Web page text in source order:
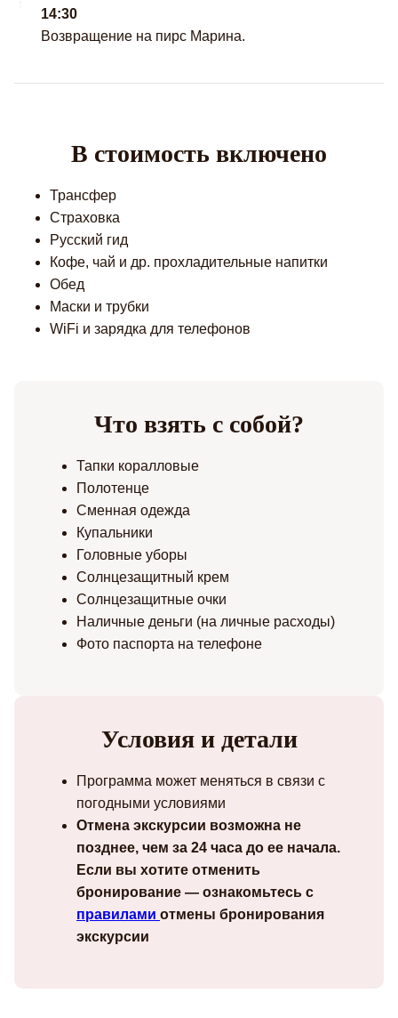
14:30
Возвращение на пирс Марина.
В стоимость включено
Трансфер
Страховка
Русский гид
Кофе, чай и др. прохладительные напитки
Обед
Маски и трубки
WiFi и зарядка для телефонов
Что взять с собой?
Тапки коралловые
Полотенце
Сменная одежда
Купальники
Головные уборы
Солнцезащитный крем
Солнцезащитные очки
Наличные деньги (на личные расходы)
Фото паспорта на телефоне
Условия и детали
Программа может меняться в связи с
погодными условиями
Отмена экскурсии возможна не
позднее, чем за 24 часа до ее начала.
Если вы хотите отменить
бронирование — ознакомьтесь с
правилами отмены бронирования
экскурсии